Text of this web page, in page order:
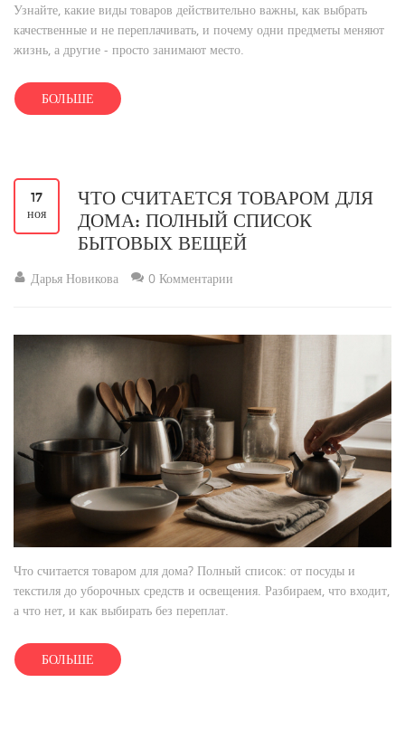
Узнайте, какие виды товаров действительно важны, как выбрать
качественные и не переплачивать, и почему одни предметы меняют
жизнь, а другие - просто занимают место.
БОЛЬШЕ
17
ноя
ЧТО СЧИТАЕТСЯ ТОВАРОМ ДЛЯ
ДОМА: ПОЛНЫЙ СПИСОК
БЫТОВЫХ ВЕЩЕЙ
Дарья Новикова 0 Комментарии
Что считается товаром для дома? Полный список: от посуды и
текстиля до уборочных средств и освещения. Разбираем, что входит,
а что нет, и как выбирать без переплат.
БОЛЬШЕ